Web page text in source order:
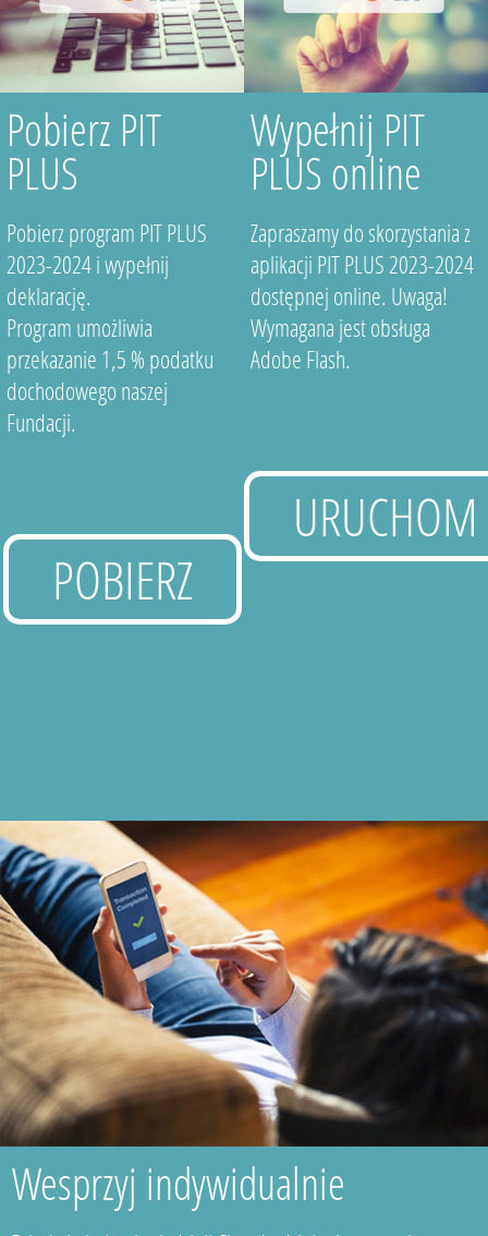
Pobierz PIT
PLUS
Pobierz program PIT PLUS
2023-2024 i wypełnij
deklarację.
Program umożliwia
przekazanie 1,5 % podatku
dochodowego naszej
Fundacji.
POBIERZ
Wypełnij PIT
PLUS online
Zapraszamy do skorzystania z
aplikacji PIT PLUS 2023-2024
dostępnej online. Uwaga!
Wymagana jest obsługa
Adobe Flash.
URUCHOM
Wesprzyj indywidualnie